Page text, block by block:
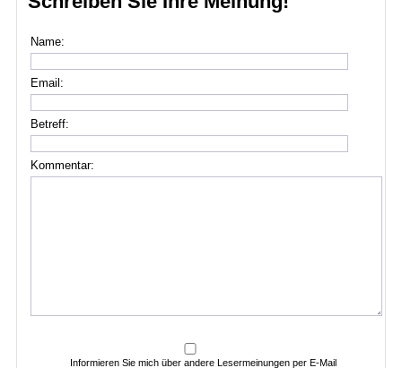
Name:
Email:
Betreff:
Kommentar:
Informieren Sie mich über andere Lesermeinungen per E-Mail